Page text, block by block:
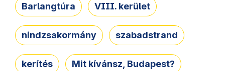
Barlangtúra VIII. kerület
nindzsakormány szabadstrand
kerítés Mit kívánsz, Budapest?